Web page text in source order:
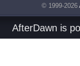
© 1999-2026
AfterDawn is